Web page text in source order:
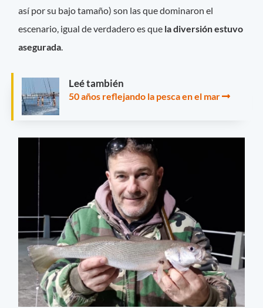
así por su bajo tamaño) son las que dominaron el
escenario, igual de verdadero es que la diversión estuvo
asegurada.
Leé también
50 años reflejando la pesca en el mar